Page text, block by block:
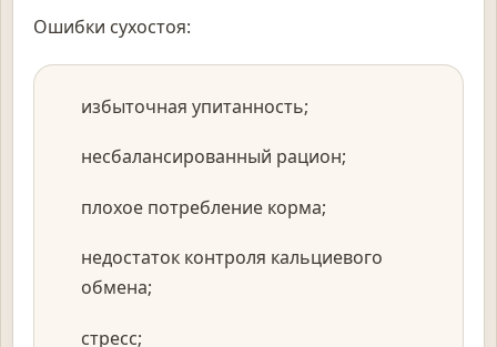
Ошибки сухостоя:
избыточная упитанность;
несбалансированный рацион;
плохое потребление корма;
недостаток контроля кальциевого
обмена;
стресс;